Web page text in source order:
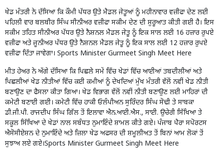
ਖੇਡ ਮੰਤਰੀ ਨੇ ਦੱਸਿਆ ਕਿ ਕੌਮੀ ਪੱਧਰ ਉਤੇ ਮੈਡਲ ਜੇਤੂਆਂ ਨੂੰ ਮਹੀਨਾਵਾਰ ਵਜ਼ੀਫਾ ਦੇਣ ਲਈ
ਪਹਿਲੀ ਵਾਰ ਬਲਬੀਰ ਸਿੰਘ ਸੀਨੀਅਰ ਵਜ਼ੀਫਾ ਸਕੀਮ ਦੇਣ ਦੀ ਸ਼ੁਰੂਆਤ ਕੀਤੀ ਗਈ ਹੈ। ਇਸ
ਸਕੀਮ ਤਹਿਤ ਸੀਨੀਅਰ ਪੱਧਰ ਉਤੇ ਨੈਸ਼ਨਲ ਮੈਡਲ ਜੇਤੂ ਨੂੰ ਇਕ ਸਾਲ ਲਈ 16 ਹਜ਼ਾਰ ਰੁਪਏ
ਵਜ਼ੀਫਾ ਅਤੇ ਜੂਨੀਅਰ ਪੱਧਰ ਉਤੇ ਨੈਸ਼ਨਲ ਮੈਡਲ ਜੇਤੂ ਨੂੰ ਇਕ ਸਾਲ ਲਈ 12 ਹਜ਼ਾਰ ਰੁਪਏ
ਵਜ਼ੀਫਾ ਦਿੱਤਾ ਜਾਵੇਗਾ। Sports Minister Gurmeet Singh Meet Here
ਮੀਤ ਹੇਅਰ ਨੇ ਅੱਗੇ ਦੱਸਿਆ ਕਿ ਪਿਛਲੇ ਸਮੇਂ ਵਿੱਚ ਖੇਡਾਂ ਵਿੱਚ ਆਈਆਂ ਤਬਦੀਲੀਆਂ ਅਤੇ
ਪਿਛਲੀਆਂ ਖੇਡ ਨੀਤੀਆਂ ਵਿੱਚ ਕਈ ਕਮੀਆਂ ਨੂੰ ਦੇਖਦਿਆਂ ਮੁੱਖ ਮੰਤਰੀ ਵੱਲੋਂ ਨਵੀਂ ਖੇਡ ਨੀਤੀ
ਬਣਾਉਣ ਦਾ ਫੈਸਲਾ ਕੀਤਾ ਗਿਆ। ਖੇਡ ਵਿਭਾਗ ਵੱਲੋਂ ਨਵੀਂ ਨੀਤੀ ਬਣਾਉਣ ਲਈ ਮਾਹਿਰਾਂ ਦੀ
ਕਮੇਟੀ ਬਣਾਈ ਗਈ। ਕਮੇਟੀ ਵਿੱਚ ਹਾਕੀ ਓਲੰਪੀਅਨ ਸੁਰਿੰਦਰ ਸਿੰਘ ਸੋਢੀ ਤੇ ਸਾਬਕਾ
ਡੀ.ਜੀ.ਪੀ. ਰਾਜਦੀਪ ਸਿੰਘ ਗਿੱਲ ਤੋਂ ਇਲਾਵਾ ਐਨ.ਆਈ.ਐਸ., ਸਾਈ. ਉਚੇਰੀ ਸਿੱਖਿਆ ਤੇ
ਸਕੂਲ ਸਿੱਖਿਆ ਦੇ ਖੇਡਾਂ ਨਾਲ ਸਬੰਧਤ ਨੁਮਾਇੰਦੇ ਸ਼ਾਮਲ ਕੀਤੇ ਗਏ। ਪੰਜਾਬ ਪੈਰਾ ਸਪੋਰਟਸ
ਐਸੋਸੀਏਸ਼ਨ ਦੇ ਨੁਮਾਇੰਦੇ ਅਤੇ ਜ਼ਿਲਾ ਖੇਡ ਅਫਸਰ ਦੀ ਸ਼ਮੂਲੀਅਤ ਤੋਂ ਬਿਨਾਂ ਆਮ ਲੋਕਾਂ ਤੋਂ
ਸੁਝਾਅ ਲਏ ਗਏ।Sports Minister Gurmeet Singh Meet Here